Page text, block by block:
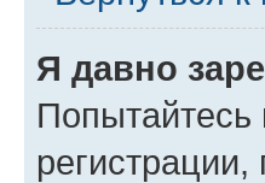
Я давно